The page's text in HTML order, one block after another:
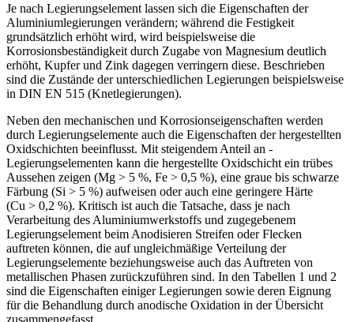
Je nach Legierungselement lassen sich die Eigenschaften der
Aluminiumlegierungen verändern; während die Festigkeit
grundsätzlich erhöht wird, wird beispielsweise die
Korrosionsbeständigkeit durch Zugabe von Magnesium deutlich
erhöht, Kupfer und Zink dagegen verringern diese. Beschrieben
sind die Zustände der unterschiedlichen Legierungen beispielsweise
in DIN EN 515 (Knetlegierungen).
Neben den mechanischen und Korrosions­eigenschaften werden
durch Legierungs­elemente auch die Eigenschaften der hergestellten
Oxidschichten beeinflusst. Mit steigendem Anteil an ­
Legierungselementen kann die hergestellte Oxidschicht ein trübes
Aussehen zeigen (Mg > 5 %, Fe > 0,5 %), eine graue bis schwarze
Färbung (Si > 5 %) aufweisen oder auch eine geringere ­Härte
(Cu > 0,2 %). Kritisch ist auch die Tatsache, dass je nach
Verarbeitung des Aluminiumwerkstoffs und zugegebenem
Legierungs­element beim Anodisieren Streifen oder Flecken
auftreten können, die auf ungleichmäßige Verteilung der
Legierungselemente beziehungsweise auch das Auftreten von
metallischen Phasen zurückzuführen sind. In den Tabellen 1 und 2
sind die Eigenschaften einiger Legierungen sowie deren Eignung
für die Behandlung durch anodische Oxidation in der Übersicht
zusammengefasst.